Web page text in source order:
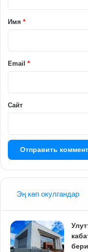
а
й
Имя *
Email *
Сайт
Эң көп окулгандар